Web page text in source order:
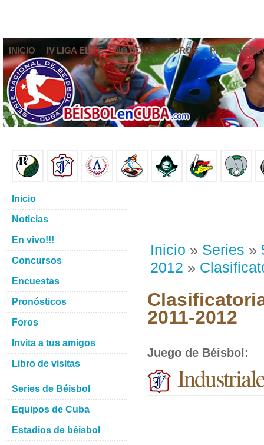
INICIO IV LIGA ELITE NOTICIAS FOROS
Inicio » Series »
2012 »
2011-2012
Juego de Béisbol :
Inicio
Noticias
En vivo!!!
Concursos
Encuestas
Pronósticos
Foros
Invita a tus amigos
Libro de visitas
Series de Béisbol
Equipos de Cuba
Estadios de béisbol